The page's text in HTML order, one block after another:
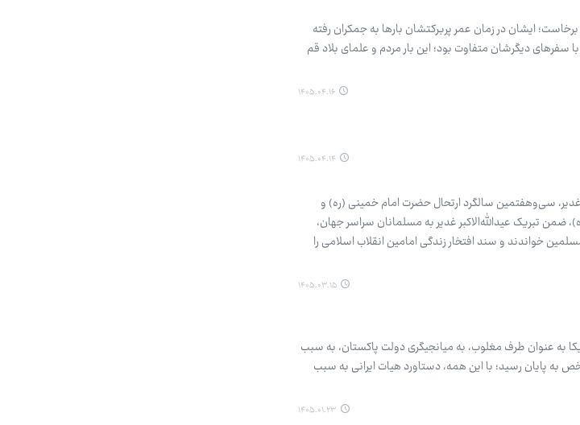
۱۶ تیر به احترام رهبر شهید برخاست؛ ایشان در زمان عمر پربرکتشان بارها به جمکران رفته
بودند و به دعا و راز و نیاز می‌پرداختند، اما سفرشان به وقت تیر ۱۴۰۵ با سفرهای دیگرشان متفاوت بود؛ این بار مردم و علمای بلاد قم
۱۴۰۵.۰۴.۱۶
۱۴۰۵.۰۴.۱۴
سی‌وهفتمین سالگرد ارتحال حضرت امام خمینی (ره) و
تبریک عیدالله‌الاکبر غدیر به مسلمانان سراسر جهان،
خواندند و سند افتخار زندگی امامین انقلاب اسلامی را
۱۴۰۵.۰۳.۱۵
میان ایران به عنوان طرف غالب جنگ ۴۰ روزه و آمریکا به عنوان طرف مغلوب، به میانجیگری دولت پاکستان، به سبب
پایان رسید؛ با این همه، دستاورد هیات ایرانی به سبب
۱۴۰۵.۰۱.۲۳